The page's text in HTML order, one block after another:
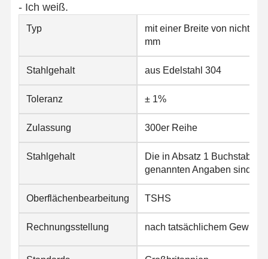
Qualitätskont
Nachrichten
Geschweißte Stahlrohre
mit einem Durchmesser von mehr als 20 mm
Warm gewalzte Spulen
mit einer Breite von nicht mehr als 15 mm
- Ich weiß.
Typ
mit einer Breite von nicht
mm
Stahlgehalt aus Edelstahl 304
Toleranz ± 1%
Zulassung 300er Reihe
Stahlgehalt
Die in Absatz 1 Buchstabe a
genannten Angaben sind zu
Oberflächenbearbeitung TSHS
Rechnungsstellung nach tatsächlichem Gewicht